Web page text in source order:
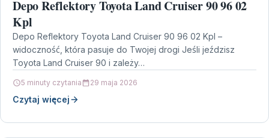
Depo Reflektory Toyota Land Cruiser 90 96 02
Kpl
Depo Reflektory Toyota Land Cruiser 90 96 02 Kpl –
widoczność, która pasuje do Twojej drogi Jeśli jeździsz
Toyota Land Cruiser 90 i zależy…
5 minuty czytania 29 maja 2026
Czytaj więcej